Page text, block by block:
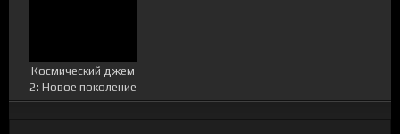
Космический джем
2: Новое поколение